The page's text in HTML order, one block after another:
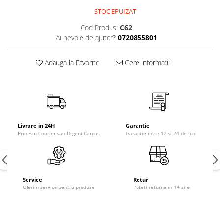
STOC EPUIZAT
Cod Produs: C62
Ai nevoie de ajutor? 0720855801
Adauga la Favorite Cere informatii
Livrare in 24H
Prin Fan Courier sau Urgent Cargus
Garantie
Garantie intre 12 si 24 de luni
Service
Oferim service pentru produse
Retur
Puteti returna in 14 zile